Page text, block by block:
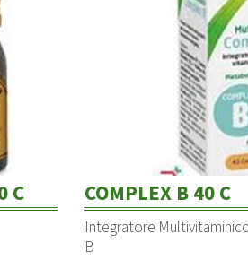
C COMPLEX B 40 C
Integratore
B